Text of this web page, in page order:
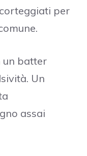
per
un batter
Un
assai